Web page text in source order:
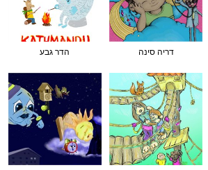
דריה סינה הדר גבע